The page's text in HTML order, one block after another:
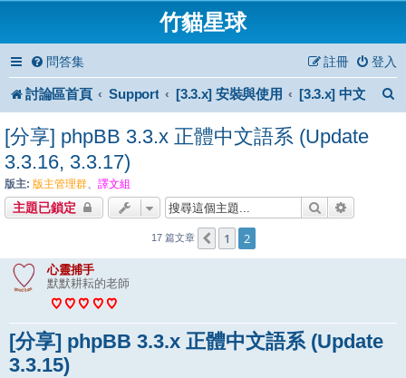
竹貓星球
問答集 登入
註冊
討論區首頁 Support [3.3.x] 安裝與使用 [3.3.x] 中文
[分享] phpBB 3.3.x 正體中文語系 (Update
3.3.16, 3.3.17)
版主: 版主管理群、 譯文組
主題已鎖定 搜尋
17 篇文章 上一頁
1 2
心靈捕手
默默耕耘的老師
[分享] phpBB 3.3.x 正體中文語系 (Update
3.3.15)